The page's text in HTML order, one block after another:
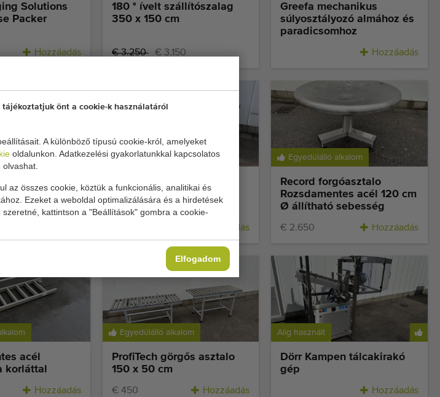
önt a cookie-k használatáról
A különböző típusú cookie-król, amelyeket
oldalunkon. Adatkezelési gyakorlatunkkal kapcsolatos
olvashat.
az összes cookie, köztük a funkcionális, analitikai és
Ezeket a weboldal optimalizálására és a hirdetések
kattintson a "Beállítások" gombra a cookie-
Elfogadom
Solutions
Packer
Hozzáadás
180 ° ívelt szállítószalag
350 x 150 cm
€ 3.250
€ 3.150
Greefa mechanikus
súlyosztályozó almához és
paradicsomhoz
Hozzáadás
áron
alma- és
gép 2
Extra versenyképes áron
Görgős szállítóasztal
Hozzáadás
Egyedülálló alkalom
Record forgóasztalo
Rozsdamentes acél 120 cm
Ø állítható sebesség
€ 2.650 Hozzáadás
acél
korláttal
Hozzáadás
Egyedülálló alkalom
ProfiTech görgős asztalo
150 x 50 cm
€ 450 Hozzáadás
Alig használt
Dörr Kampen tálcakirakó
gép
Hozzáadás